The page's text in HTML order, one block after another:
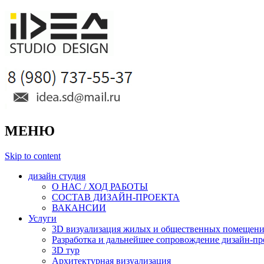
МЕНЮ
Skip to content
дизайн студия
О НАС / ХОД РАБОТЫ
СОСТАВ ДИЗАЙН-ПРОЕКТА
ВАКАНСИИ
Услуги
3D визуализация жилых и общественных
Разработка и дальнейшее сопровождение дизайн-
3D тур
Архитектурная визуализация